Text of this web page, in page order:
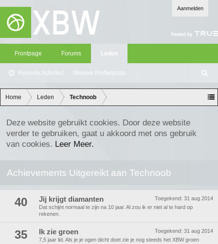
Aanmelden
Frontpage Forums Leden
Recente Activiteit Nieuwe Profielposts ...
oe
ke
n
Home Leden Technoob
Deze website gebruikt cookies. Door deze website
verder te gebruiken, gaat u akkoord met ons gebruik
van cookies. Leer Meer.
Achievements Uitgereikt aan Technoob
40 Toegekend: 31 aug 2014
Jij krijgt diamanten
Dat schijnt normaal te zijn na 10 jaar. Al zou ik er niet al te hard op
rekenen.
35 Toegekend: 31 aug 2014
Ik zie groen
7,5 jaar lid. Als je je ogen dicht doet zie je nog steeds het XBW groen